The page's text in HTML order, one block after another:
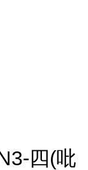
四(吡